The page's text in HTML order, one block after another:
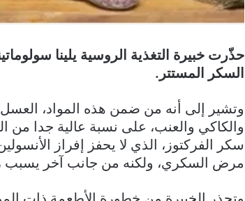
حذّرت خبيرة التغذية الروسية يلينا
السكر المستتر.
وتشير إلى أنه من ضمن هذه المواد، العسل
والكاكي والعنب، على نسبة عالية جدا
سكر الفركتوز، الذي لا يحفز إفراز
مرض السكري، ولكنه من جانب آخر يسبب